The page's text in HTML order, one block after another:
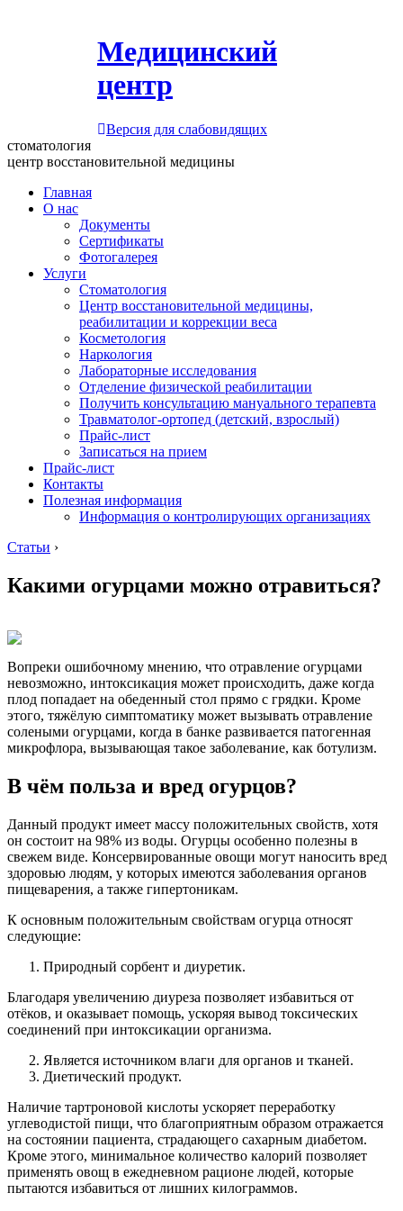
Медицинский
центр
Версия для слабовидящих
стоматология
центр восстановительной медицины
Главная
О нас
Документы
Сертификаты
Фотогалерея
Услуги
Стоматология
Центр восстановительной медицины,
реабилитации и коррекции веса
Косметология
Наркология
Лабораторные исследования
Отделение физической реабилитации
Получить консультацию мануального терапевта
Травматолог-ортопед (детский, взрослый)
Прайс-лист
Записаться на прием
Прайс-лист
Контакты
Полезная информация
Информация о контролирующих организациях
Статьи ›
Какими огурцами можно отравиться?
Вопреки ошибочному мнению, что отравление огурцами
невозможно, интоксикация может происходить, даже когда
плод попадает на обеденный стол прямо с грядки. Кроме
этого, тяжёлую симптоматику может вызывать отравление
солеными огурцами, когда в банке развивается патогенная
микрофлора, вызывающая такое заболевание, как ботулизм.
В чём польза и вред огурцов?
Данный продукт имеет массу положительных свойств, хотя
он состоит на 98% из воды. Огурцы особенно полезны в
свежем виде. Консервированные овощи могут наносить вред
здоровью людям, у которых имеются заболевания органов
пищеварения, а также гипертоникам.
К основным положительным свойствам огурца относят
следующие:
Природный сорбент и диуретик.
Благодаря увеличению диуреза позволяет избавиться от
отёков, и оказывает помощь, ускоряя вывод токсических
соединений при интоксикации организма.
Является источником влаги для органов и тканей.
Диетический продукт.
Наличие тартроновой кислоты ускоряет переработку
углеводистой пищи, что благоприятным образом отражается
на состоянии пациента, страдающего сахарным диабетом.
Кроме этого, минимальное количество калорий позволяет
применять овощ в ежедневном рационе людей, которые
пытаются избавиться от лишних килограммов.